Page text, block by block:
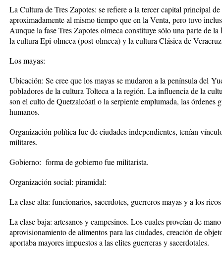
La Cultura de Tres Zapotes: se refiere a la tercer capital principal
aproximadamente al mismo tiempo que en la Venta, pero tuvo
Aunque la fase Tres Zapotes olmeca constituye sólo una parte de
la cultura Epi-olmeca (post-olmeca) y la cultura Clásica de
Los mayas:
Ubicación: Se cree que los mayas se mudaron a la península del
pobladores de la cultura Tolteca a la región. La influencia de la
son el culto de Quetzalcóatl o la serpiente emplumada, lasórdenes
humanos.
Organización política fue deciudades independientes, tenían ví
militares.
Gobierno: forma de gobierno fue militarista.
Organización social: piramidal:
La clase alta: funcionarios, sacerdotes, guerreros mayas y a los
La clase baja: artesanos y campesinos. Los cuales proveían de
aprovisionamiento de alimentos para las ciudades, creación de
aportaba mayores impuestos a las elites guerreras y sacerdotales.